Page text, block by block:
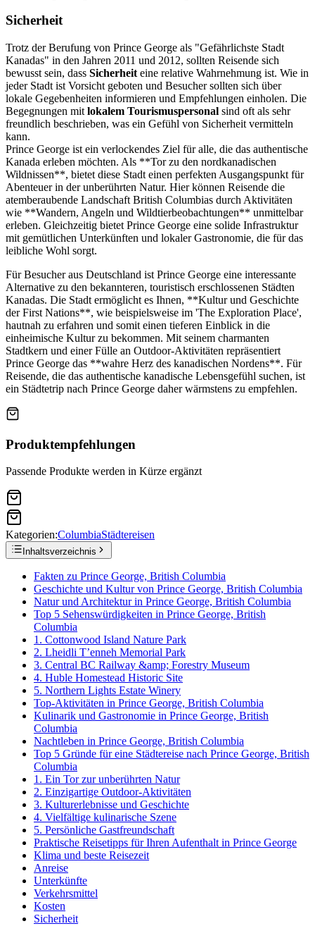
Sicherheit
Trotz der Berufung von Prince George als "Gefährlichste Stadt
Kanadas" in den Jahren 2011 und 2012, sollten Reisende sich
bewusst sein, dass Sicherheit eine relative Wahrnehmung ist. Wie in
jeder Stadt ist Vorsicht geboten und Besucher sollten sich über
lokale Gegebenheiten informieren und Empfehlungen einholen. Die
Begegnungen mit lokalem Tourismuspersonal sind oft als sehr
freundlich beschrieben, was ein Gefühl von Sicherheit vermitteln
kann.
Prince George ist ein verlockendes Ziel für alle, die das authentische
Kanada erleben möchten. Als **Tor zu den nordkanadischen
Wildnissen**, bietet diese Stadt einen perfekten Ausgangspunkt für
Abenteuer in der unberührten Natur. Hier können Reisende die
atemberaubende Landschaft British Columbias durch Aktivitäten
wie **Wandern, Angeln und Wildtierbeobachtungen** unmittelbar
erleben. Gleichzeitig bietet Prince George eine solide Infrastruktur
mit gemütlichen Unterkünften und lokaler Gastronomie, die für das
leibliche Wohl sorgt.
Für Besucher aus Deutschland ist Prince George eine interessante
Alternative zu den bekannteren, touristisch erschlossenen Städten
Kanadas. Die Stadt ermöglicht es Ihnen, **Kultur und Geschichte
der First Nations**, wie beispielsweise im 'The Exploration Place',
hautnah zu erfahren und somit einen tieferen Einblick in die
einheimische Kultur zu bekommen. Mit seinem charmanten
Stadtkern und einer Fülle an Outdoor-Aktivitäten repräsentiert
Prince George das **wahre Herz des kanadischen Nordens**. Für
Reisende, die das authentische kanadische Lebensgefühl suchen, ist
ein Städtetrip nach Prince George daher wärmstens zu empfehlen.
Produktempfehlungen
Passende Produkte werden in Kürze ergänzt
Kategorien:ColumbiaStädtereisen
Inhaltsverzeichnis
Fakten zu Prince George, British Columbia
Geschichte und Kultur von Prince George, British Columbia
Natur und Architektur in Prince George, British Columbia
Top 5 Sehenswürdigkeiten in Prince George, British
Columbia
1. Cottonwood Island Nature Park
2. Lheidli T’enneh Memorial Park
3. Central BC Railway &amp; Forestry Museum
4. Huble Homestead Historic Site
5. Northern Lights Estate Winery
Top-Aktivitäten in Prince George, British Columbia
Kulinarik und Gastronomie in Prince George, British
Columbia
Nachtleben in Prince George, British Columbia
Top 5 Gründe für eine Städtereise nach Prince George, British
Columbia
1. Ein Tor zur unberührten Natur
2. Einzigartige Outdoor-Aktivitäten
3. Kulturerlebnisse und Geschichte
4. Vielfältige kulinarische Szene
5. Persönliche Gastfreundschaft
Praktische Reisetipps für Ihren Aufenthalt in Prince George
Klima und beste Reisezeit
Anreise
Unterkünfte
Verkehrsmittel
Kosten
Sicherheit